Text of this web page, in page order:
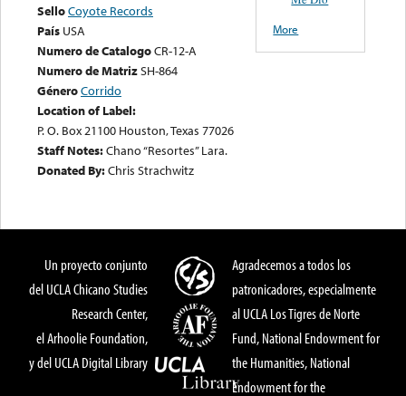
SelloCoyote Records
País USA
Numero de CatalogoCR-12-A
Numero de MatrizSH-864
GéneroCorrido
Location of Label:
P. O. Box 21100 Houston, Texas 77026
Staff Notes:Chano “Resortes” Lara.
Donated By:Chris Strachwitz
More
Un proyecto conjunto
del UCLA Chicano Studies
Research Center,
el Arhoolie Foundation,
y del UCLA Digital Library
Agradecemos a todos los
patronicadores, especialmente
al UCLA Los Tigres de Norte
Fund, National Endowment for
the Humanities, National
Endowment for the